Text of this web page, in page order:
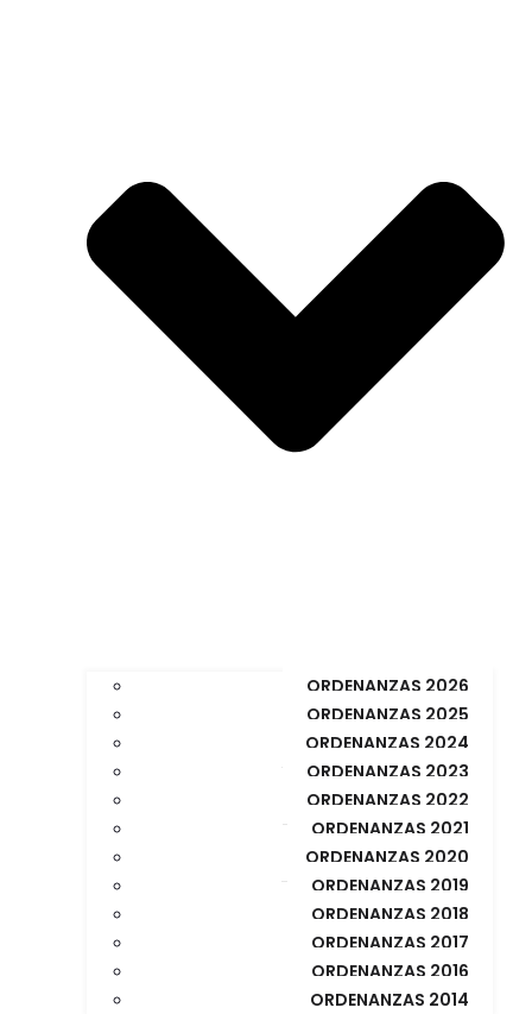
ORDENANZAS 2026
ORDENANZAS 2025
ORDENANZAS 2024
ORDENANZAS 2023
ORDENANZAS 2022
ORDENANZAS 2021
ORDENANZAS 2020
ORDENANZAS 2019
ORDENANZAS 2018
ORDENANZAS 2017
ORDENANZAS 2016
ORDENANZAS 2014